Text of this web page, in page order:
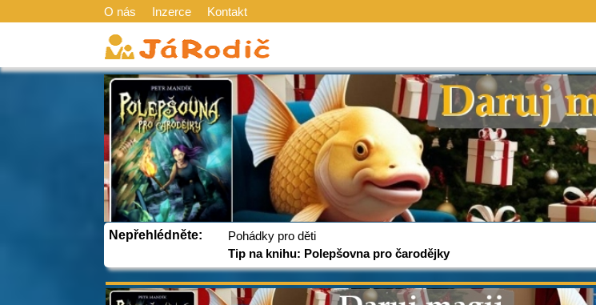
O nás Inzerce Kontakt
Nepřehlédněte:
Pohádky pro děti
Tip na knihu: Polepšovna pro čarodějky